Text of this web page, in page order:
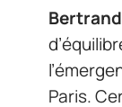
Paris.